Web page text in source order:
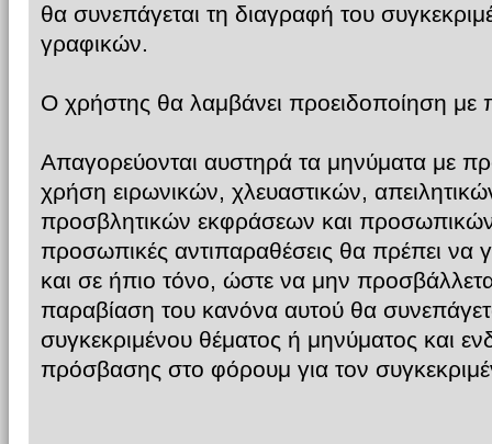
θα συνεπάγεται τη διαγραφή του
γραφικών.
Ο χρήστης θα λαμβάνει προειδοποίηση
Απαγορεύονται αυστηρά τα μηνύματα με
χρήση ειρωνικών, χλευαστικών,
προσβλητικών εκφράσεων και
προσωπικές αντιπαραθέσεις θα πρέπει να
και σε ήπιο τόνο, ώστε να μην
παραβίαση του κανόνα αυτού θα
συγκεκριμένου θέματος ή μηνύματος και
πρόσβασης στο φόρουμ για τον